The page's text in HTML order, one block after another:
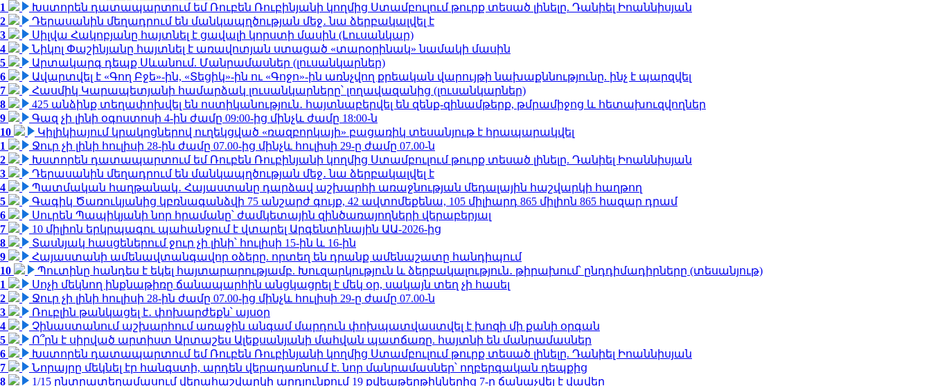
1
Խստորեն դատապարտում եմ Ռուբեն Ռուբինյանի կողմից Ստամբուլում թուրք տեսած լինելը. Դանիել Իոաննիսյան
2
Դերասանին մեղադրում են մանկապղծության մեջ․ նա ձերբակալվել է
3
Սիլվա Հակոբյանը հայտնել է ցավալի կորստի մասին (Լուսանկար)
4
Նիկոլ Փաշինյանը հայտնել է առավոտյան ստացած «տարօրինակ» նամակի մասին
5
Արտակարգ դեպք Սևանում. Մանրամասներ (լուսանկարներ)
6
Ավարտվել է «Գող Բջե»-ին, «Տեցիկ»-ին ու «Գոջո»-ին առնչվող քրեական վարույթի նախաքննությունը. ինչ է պարզվել
7
Հասմիկ Կարապետյանի համարձակ լուսանկարները՝ լողավազանից (լուսանկարներ)
8
425 անձինք տեղափոխվել են ոստիկանություն․ հայտնաբերվել են զենք-զինամթերք, թմրամիջոց և հետախուզվողներ
9
Գազ չի լինի օգոստոսի 4-ին ժամը 09:00-ից մինչև ժամը 18:00-ն
10
Կիլիկիայում կրակոցներով ուղեկցված «ռազբորկայի» բացառիկ տեսանյութ է հրապարակվել
1
Ջուր չի լինի հուլիսի 28-ին ժամը 07.00-ից մինչև հուլիսի 29-ը ժամը 07.00-ն
2
Խստորեն դատապարտում եմ Ռուբեն Ռուբինյանի կողմից Ստամբուլում թուրք տեսած լինելը. Դանիել Իոաննիսյան
3
Դերասանին մեղադրում են մանկապղծության մեջ․ նա ձերբակալվել է
4
Պատմական հաղթանակ․ Հայաստանը դարձավ աշխարհի առաջնության մեդալային հաշվարկի հաղթող
5
Գագիկ Ծառուկյանից կբռնագանձվի 75 անշարժ գույք, 42 ավտոմեքենա, 105 միլիարդ 865 միլիոն 865 հազար դրամ
6
Սուրեն Պապիկյանի նոր հրամանը՝ ժամկետային զինծառայողների վերաբերյալ
7
10 միլիոն երկրպագու պահանջում է վտարել Արգենտինային ԱԱ-2026-ից
8
Տասնյակ հասցեներում ջուր չի լինի՝ հուլիսի 15-ին և 16-ին
9
Հայաստանի ամենավտանգավոր օձերը. որտեղ են դրանք ամենաշատը հանդիպում
10
Պուտինը հանդես է եկել հայտարարությամբ. Խուզարկություն և ձերբակալություն․ թիրախում՝ ընդդիմադիրները (տեսանյութ)
1
Սոչի մեկնող ինքնաթիռը ճանապարհին անցկացրել է մեկ օր, սակայն տեղ չի հասել
2
Ջուր չի լինի հուլիսի 28-ին ժամը 07.00-ից մինչև հուլիսի 29-ը ժամը 07.00-ն
3
Ռուբլին թանկացել է․ փոխարժեքն՝ այսօր
4
Չինաստանում աշխարհում առաջին անգամ մարդուն փոխպատվաստվել է խոզի մի քանի օրգան
5
Ո՞րն է սիրված արտիստ Արտաշես Ալեքսանյանի մահվան պատճառը. հայտնի են մանրամասներ
6
Խստորեն դատապարտում եմ Ռուբեն Ռուբինյանի կողմից Ստամբուլում թուրք տեսած լինելը. Դանիել Իոաննիսյան
7
Նորայրը մեկնել էր հանգստի, արդեն վերադառնում է. նոր մանրամասներ՝ ողբերգական դեպքից
8
1/15 ընտրատեղամասում վերահաշվարկի արդյունքում 19 քվեաթերթիկներից 7-ը ճանաչվել է վավեր